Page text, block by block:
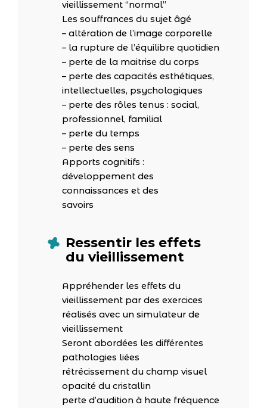
vieillissement “normal”
Les souffrances du sujet âgé
– altération de l’image corporelle
– la rupture de l’équilibre quotidien
– perte de la maitrise du corps
– perte des capacités esthétiques,
intellectuelles, psychologiques
– perte des rôles tenus : social,
professionnel, familial
– perte du temps
– perte des sens
Apports cognitifs :
développement des
connaissances et des
savoirs
Ressentir les effets
du vieillissement
Appréhender les effets du
vieillissement par des exercices
réalisés avec un simulateur de
vieillissement
Seront abordées les différentes
pathologies liées
rétrécissement du champ visuel
opacité du cristallin
perte d’audition à haute fréquence